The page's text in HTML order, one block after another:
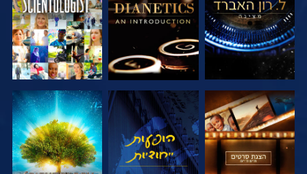
בדוק את הסדרה צפה בדוק את הסדרה